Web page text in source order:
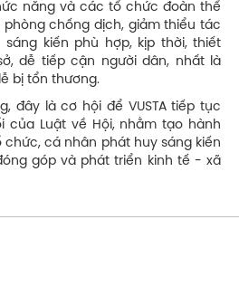
năng và các tổ chức đoàn thể
chống dịch, giảm thiểu tác
kiến phù hợp, kịp thời, thiết
dễ tiếp cận người dân, nhất là
bị tổn thương.
đây là cơ hội để VUSTA tiếp tục
của Luật về Hội, nhằm tạo hành
cá nhân phát huy sáng kiến
góp và phát triển kinh tế - xã